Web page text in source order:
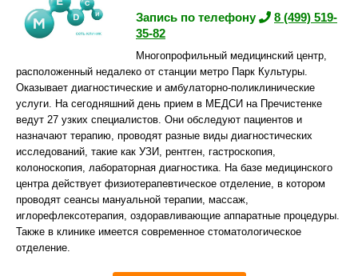
Запись по телефону
8 (499) 519-
35-82
Многопрофильный медицинский центр,
расположенный недалеко от станции метро Парк Культуры.
Оказывает диагностические и амбулаторно-поликлинические
услуги. На сегодняшний день прием в МЕДСИ на Пречистенке
ведут 27 узких специалистов. Они обследуют пациентов и
назначают терапию, проводят разные виды диагностических
исследований, такие как УЗИ, рентген, гастроскопия,
колоноскопия, лабораторная диагностика. На базе медицинского
центра действует физиотерапевтическое отделение, в котором
проводят сеансы мануальной терапии, массаж,
иглорефлексотерапия, оздоравливающие аппаратные процедуры.
Также в клинике имеется современное стоматологическое
отделение.